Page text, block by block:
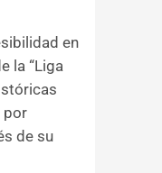
en
la “Liga
por
de su